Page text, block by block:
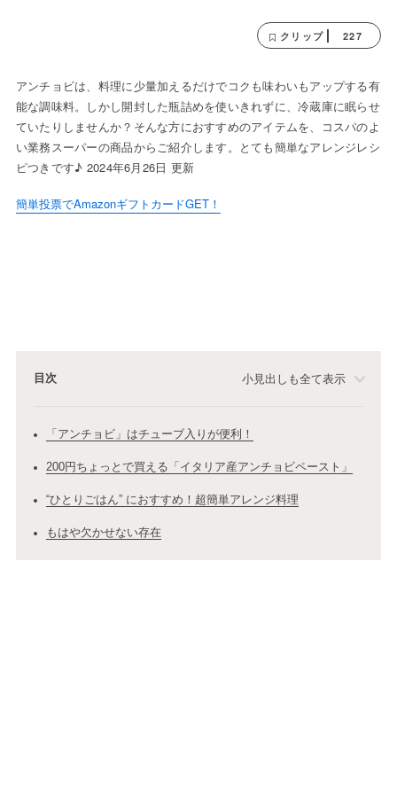
クリップ 227
アンチョビは、料理に少量加えるだけでコクも味わいもアップする有
能な調味料。しかし開封した瓶詰めを使いきれずに、冷蔵庫に眠らせ
ていたりしませんか？そんな方におすすめのアイテムを、コスパのよ
い業務スーパーの商品からご紹介します。とても簡単なアレンジレシ
ピつきです♪ 2024年6月26日 更新
簡単投票でAmazonギフトカードGET！
目次 小見出しも全て表示
「アンチョビ」はチューブ入りが便利！
200円ちょっとで買える「イタリア産アンチョビペースト」
“ひとりごはん” におすすめ！超簡単アレンジ料理
もはや欠かせない存在